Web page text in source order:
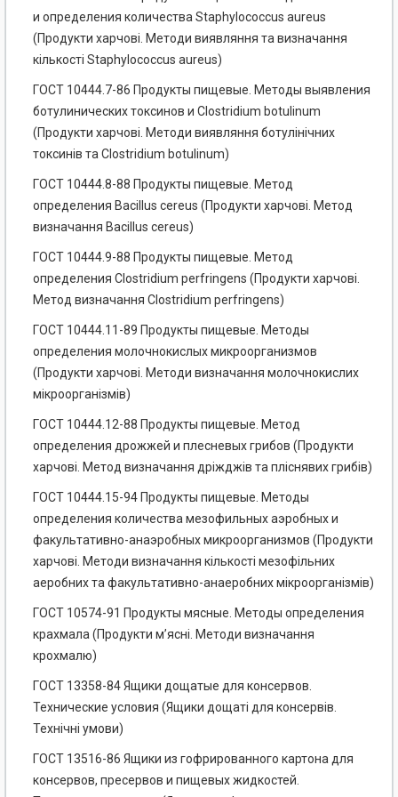
и определения количества Staphylococcus aureus
(Продукти харчові. Методи виявляння та визначання
кількості Staphylococcus aureus)
ГОСТ 10444.7-86 Продукты пищевые. Методы выявления
ботулинических токсинов и Clostridium botulinum
(Продукти харчові. Методи виявляння ботулінічних
токсинів та Clostridium botulinum)
ГОСТ 10444.8-88 Продукты пищевые. Метод
определения Bacillus cereus (Продукти харчові. Метод
визначання Bacillus cereus)
ГОСТ 10444.9-88 Продукты пищевые. Метод
определения Clostridium perfringens (Продукти харчові.
Метод визначання Clostridium perfringens)
ГОСТ 10444.11-89 Продукты пищевые. Методы
определения молочнокислых микроорганизмов
(Продукти харчові. Методи визначання молочнокислих
мікроорганізмів)
ГОСТ 10444.12-88 Продукты пищевые. Метод
определения дрожжей и плесневых грибов (Продукти
харчові. Метод визначання дріжджів та пліснявих грибів)
ГОСТ 10444.15-94 Продукты пищевые. Методы
определения количества мезофильных аэробных и
факультативно-анаэробных микроорганизмов (Продукти
харчові. Методи визначання кількості мезофільних
аеробних та факультативно-анаеробних мікроорганізмів)
ГОСТ 10574-91 Продукты мясные. Методы определения
крахмала (Продукти м’ясні. Методи визначання
крохмалю)
ГОСТ 13358-84 Ящики дощатые для консервов.
Технические условия (Ящики дощаті для консервів.
Технічні умови)
ГОСТ 13516-86 Ящики из гофрированного картона для
консервов, пресервов и пищевых жидкостей.